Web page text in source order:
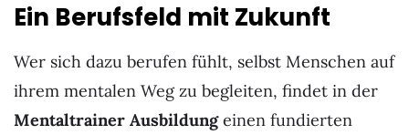
Ein Berufsfeld mit Zukunft
Wer sich dazu berufen fühlt, selbst Menschen auf
ihrem mentalen Weg zu begleiten, findet in der
Mentaltrainer Ausbildungeinen fundierten